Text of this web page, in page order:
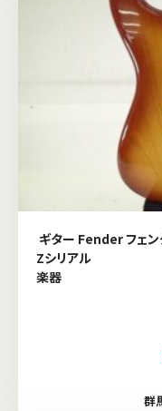
ギター Fender フェ
Zシリアル
楽器
群